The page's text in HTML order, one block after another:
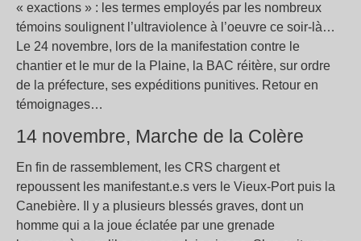
« exactions » : les termes employés par les nombreux
témoins soulignent l’ultraviolence à l’oeuvre ce soir-là…
Le 24 novembre, lors de la manifestation contre le
chantier et le mur de la Plaine, la BAC réitère, sur ordre
de la préfecture, ses expéditions punitives. Retour en
témoignages…
14 novembre, Marche de la Colère
En fin de rassemblement, les CRS chargent et
repoussent les manifestant.e.s vers le Vieux-Port puis la
Canebière. Il y a plusieurs blessés graves, dont un
homme qui a la joue éclatée par une grenade